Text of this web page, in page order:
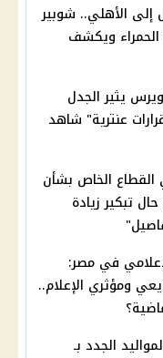
إلى الأهلي.. شوبير
ويكشف
يثير الجدل
عنترية" شاهد
الخاص بشأن
تبكير زيادة
في مصر:
ومؤثري الإعلام..
الجدد بـ